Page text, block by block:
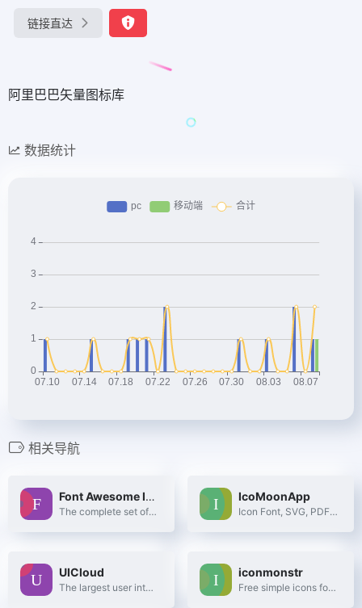
链接直达
阿里巴巴矢量图标库
数据统计
相关导航
Font Awesome Icon
The complete set of 675 icons in Font Awesome
IcoMoonApp
Icon Font, SVG, PDF &amp; PNG Generator
UICloud
The largest user interface design database in the world.
iconmonstr
Free simple icons for your next project